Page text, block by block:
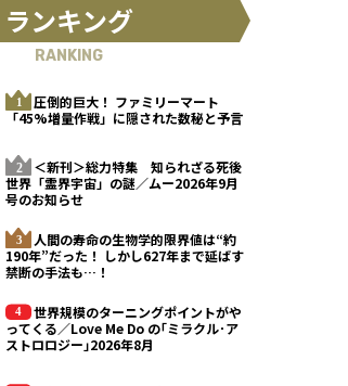
ランキング
RANKING
圧倒的巨大！ ファミリーマート
「45%増量作戦」に隠された数秘と予言
＜新刊＞総力特集 知られざる死後
世界「霊界宇宙」の謎／ムー2026年9月
号のお知らせ
人間の寿命の生物学的限界値は“約
190年”だった！ しかし627年まで延ばす
禁断の手法も…！
世界規模のターニングポイントがや
ってくる／Love Me Do の｢ミラクル･ア
ストロロジー｣2026年8月